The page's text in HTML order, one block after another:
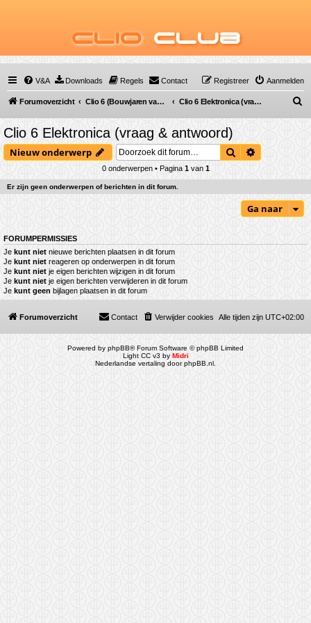
Clio Club
V&A Downloads Regels Contact Aanmelden
Registreer
Forumoverzicht Clio 6 (Bouwjaren van 2025 tot ...) Clio 6 Elektronica (vraag & antwoord)
o
Clio 6 Elektronica (vraag & antwoord)
Nieuw onderwerp Zoek
0 onderwerpen • Pagina 1van 1
Er zijn geen onderwerpen of berichten in dit forum.
Ga naar
FORUMPERMISSIES
Je kunt niet nieuwe berichten plaatsen in dit forum
Je kunt niet reageren op onderwerpen in dit forum
Je kunt niet je eigen berichten wijzigen in dit forum
Je kunt niet je eigen berichten verwijderen in dit forum
Je kunt geen bijlagen plaatsen in dit forum
Forumoverzicht Alle tijden zijn UTC+02:00
Verwijder cookies
Contact
Powered by phpBB® Forum Software © phpBB Limited
Light CC v3 by Midri
Nederlandse vertaling doorphpBB.nl